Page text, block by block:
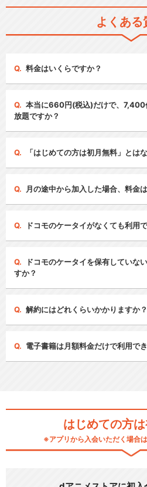
よくある
料金はいくらですか？
本当に660円(税込)だけで、7,400
放題ですか？
「はじめての方は初月無料」とは
月の途中から加入した場合、料金
ドコモのケータイがなくても利用
ドコモのケータイを保有していな
すか？
解約にはどれくらいかかりますか？
電子書籍は月額料金だけで利用で
はじめての方
※アプリから入会いただく場合